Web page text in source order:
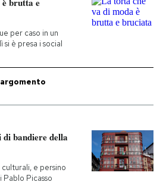
Ok Boomer!
Europa
per caso in un
si è presa i social
di bandiere della
e persino
Picasso